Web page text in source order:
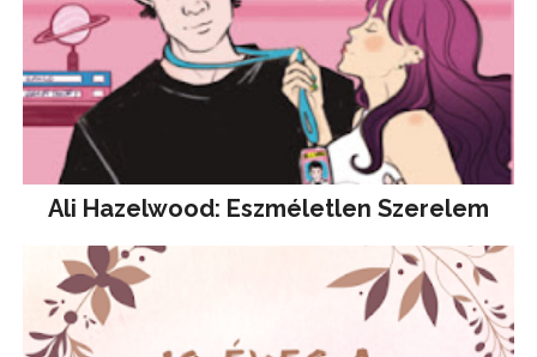
Ali Hazelwood: Eszméletlen Szerelem